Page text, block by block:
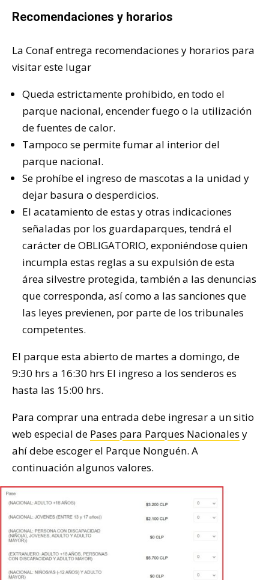
Recomendaciones y horarios
La Conaf entrega recomendaciones y horarios para
visitar este lugar
Queda estrictamente prohibido, en todo el
parque nacional, encender fuego o la utilización
de fuentes de calor.
Tampoco se permite fumar al interior del
parque nacional.
Se prohíbe el ingreso de mascotas a la unidad y
dejar basura o desperdicios.
El acatamiento de estas y otras indicaciones
señaladas por los guardaparques, tendrá el
carácter de OBLIGATORIO, exponiéndose quien
incumpla estas reglas a su expulsión de esta
área silvestre protegida, también a las denuncias
que corresponda, así como a las sanciones que
las leyes previenen, por parte de los tribunales
competentes.
El parque esta abierto de martes a domingo, de
9:30 hrs a 16:30 hrs El ingreso a los senderos es
hasta las 15:00 hrs.
Para comprar una entrada debe ingresar a un sitio
web especial de Pases para Parques Nacionales y
ahí debe escoger el Parque Nonguén. A
continuación algunos valores.